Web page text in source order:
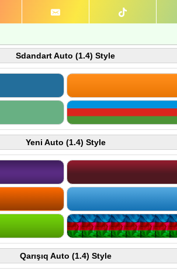
Sdandart Auto (1.4) Style
Yeni Auto (1.4) Style
Qarışıq Auto (1.4) Style